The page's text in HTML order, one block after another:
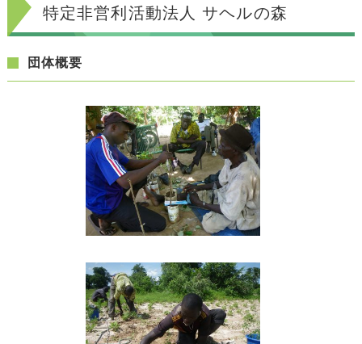
特定非営利活動法人 サヘルの森
団体概要